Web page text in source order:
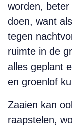
worden,
doen, want
tegen
ruimte in de
alles geplant
en groenlof
Zaaien kan
raapstelen,